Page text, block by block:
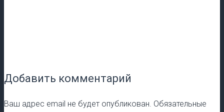
Добавить комментарий
Ваш адрес email не будет опубликован. Обязательные